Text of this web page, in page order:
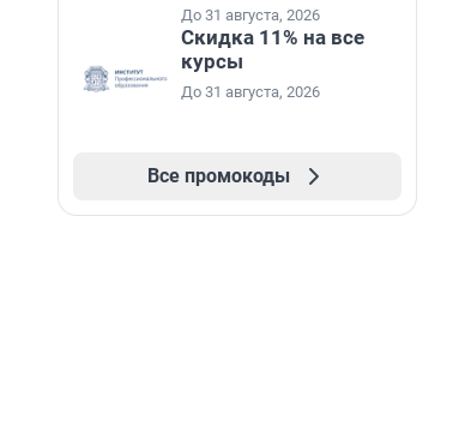
До 31 августа, 2026
Скидка 11% на все
курсы
До 31 августа, 2026
Все промокоды